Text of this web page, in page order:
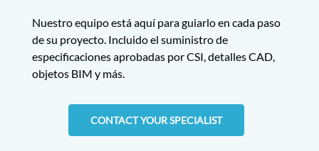
Nuestro equipo está aquí para guiarlo en cada paso
de su proyecto. Incluido el suministro de
especificaciones aprobadas por CSI, detalles CAD,
objetos BIM y más.
CONTACT YOUR SPECIALIST